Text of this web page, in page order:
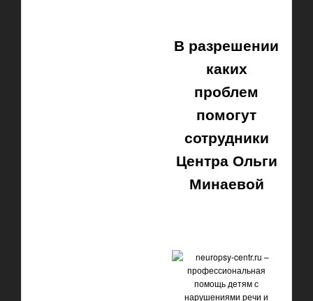
В разрешении
каких
проблем
помогут
сотрудники
Центра Ольги
Минаевой